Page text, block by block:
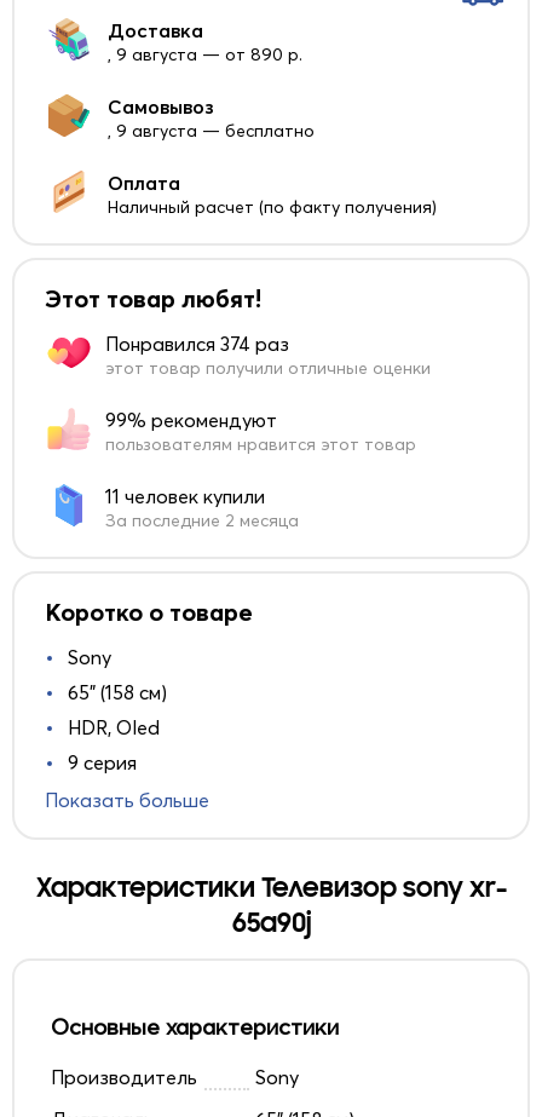
Доставка
, 9 августа — от 890 р.
Самовывоз
, 9 августа — бесплатно
Оплата
Наличный расчет (по факту получения)
Этот товар любят!
Понравился 374 раз
этот товар получили отличные оценки
99% рекомендуют
пользователям нравится этот товар
11 человек купили
За последние 2 месяца
Коротко о товаре
Sony
65" (158 см)
HDR, Oled
9 серия
Показать больше
Характеристики Телевизор sony xr-
65a90j
Основные характеристики
Производитель
Sony